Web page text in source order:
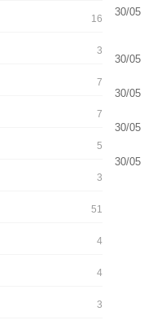
16
3
7
7
5
3
51
4
4
3
30/05
30/05
30/05
30/05
30/05